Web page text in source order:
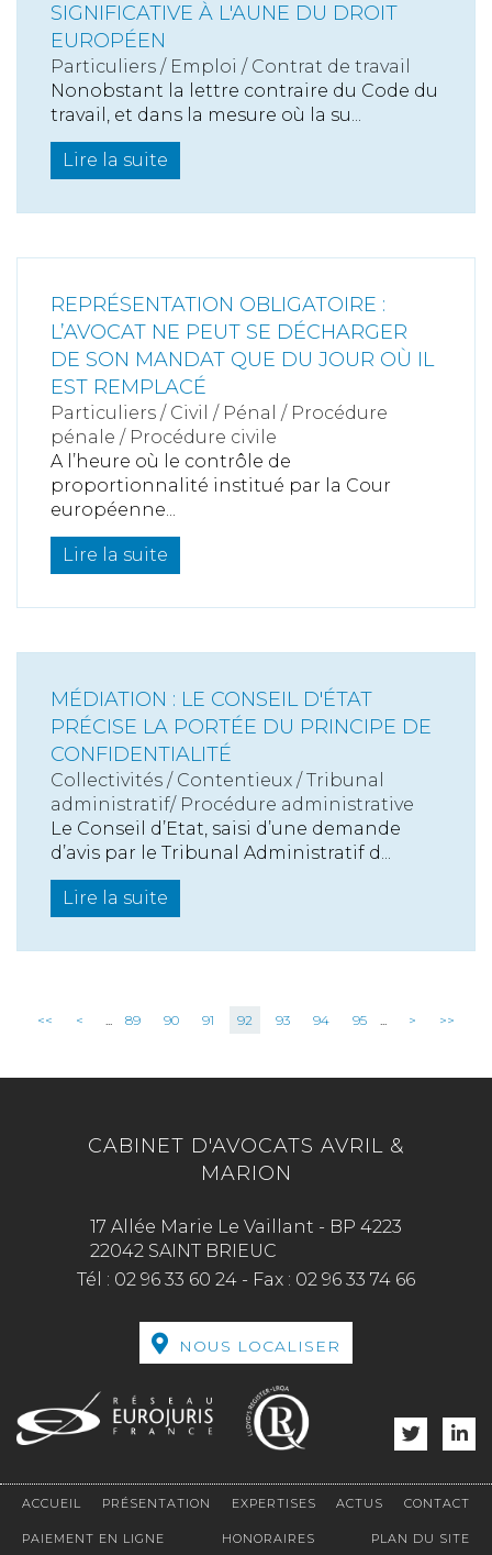
SIGNIFICATIVE À L'AUNE DU DROIT
EUROPÉEN
Particuliers / Emploi / Contrat de travail
Nonobstant la lettre contraire du Code du
travail, et dans la mesure où la su...
Lire la suite
REPRÉSENTATION OBLIGATOIRE :
L’AVOCAT NE PEUT SE DÉCHARGER
DE SON MANDAT QUE DU JOUR OÙ IL
EST REMPLACÉ
Particuliers / Civil / Pénal / Procédure
pénale / Procédure civile
A l’heure où le contrôle de
proportionnalité institué par la Cour
européenne...
Lire la suite
MÉDIATION : LE CONSEIL D'ÉTAT
PRÉCISE LA PORTÉE DU PRINCIPE DE
CONFIDENTIALITÉ
Collectivités / Contentieux / Tribunal
administratif/ Procédure administrative
Le Conseil d’Etat, saisi d’une demande
d’avis par le Tribunal Administratif d...
Lire la suite
<< < ... 89 90 91 92 93 94 95 ... > >>
CABINET D'AVOCATS AVRIL &
MARION
17 Allée Marie Le Vaillant - BP 4223
22042 SAINT BRIEUC
Tél : 02 96 33 60 24 - Fax : 02 96 33 74 66
NOUS LOCALISER
ACCUEIL PRÉSENTATION EXPERTISES ACTUS CONTACT
PAIEMENT EN LIGNE HONORAIRES PLAN DU SITE